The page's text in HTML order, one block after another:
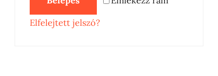
Rólunk
Elfelejtett jelszó?